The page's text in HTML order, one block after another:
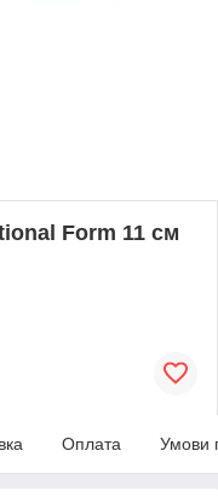
Form 11 см
Оплата Умови